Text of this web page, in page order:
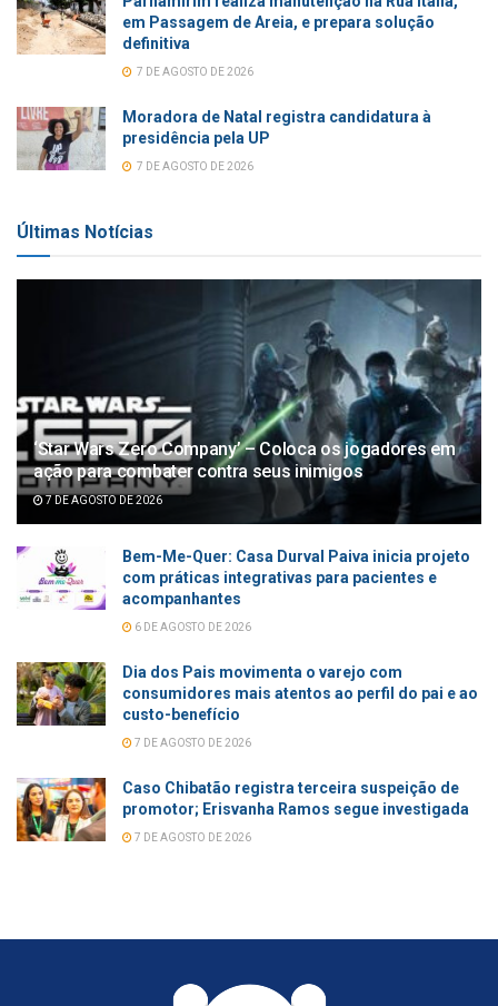
em Passagem de Areia, e prepara solução
definitiva
7 DE AGOSTO DE 2026
Moradora de Natal registra candidatura à
presidência pela UP
7 DE AGOSTO DE 2026
Últimas Notícias
‘Star Wars Zero Company’ – Coloca os jogadores em
ação para combater contra seus inimigos
7 DE AGOSTO DE 2026
Bem-Me-Quer: Casa Durval Paiva inicia projeto
com práticas integrativas para pacientes e
acompanhantes
6 DE AGOSTO DE 2026
Dia dos Pais movimenta o varejo com
consumidores mais atentos ao perfil do pai e ao
custo-benefício
7 DE AGOSTO DE 2026
Caso Chibatão registra terceira suspeição de
promotor; Erisvanha Ramos segue investigada
7 DE AGOSTO DE 2026